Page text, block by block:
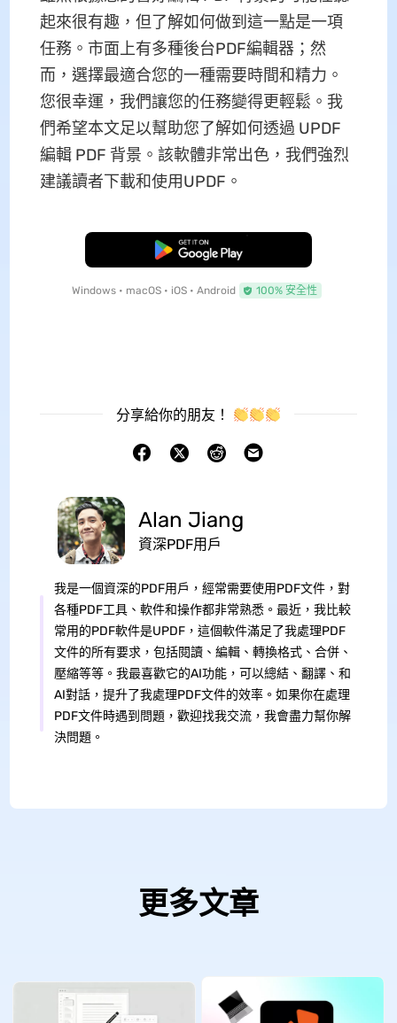
起來很有趣，但了解如何做到這一點是一項
任務。市面上有多種後台PDF編輯器；然
而，選擇最適合您的一種需要時間和精力。
您很幸運，我們讓您的任務變得更輕鬆。我
們希望本文足以幫助您了解如何透過 UPDF
編輯 PDF 背景。該軟體非常出色，我們強烈
建議讀者下載和使用UPDF。
免費下載
Windows • macOS • iOS • Android 100% 安全性
分享給你的朋友！
Alan Jiang
資深PDF用戶
我是一個資深的PDF用戶，經常需要使用PDF文件，對
各種PDF工具、軟件和操作都非常熟悉。最近，我比較
常用的PDF軟件是UPDF，這個軟件滿足了我處理PDF
文件的所有要求，包括閱讀、編輯、轉換格式、合併、
壓縮等等。我最喜歡它的AI功能，可以總結、翻譯、和
AI對話，提升了我處理PDF文件的效率。如果你在處理
PDF文件時遇到問題，歡迎找我交流，我會盡力幫你解
決問題。
更多文章